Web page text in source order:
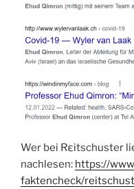
Wer bei Rεitschuster
nachlesen: https://
faktencheck/